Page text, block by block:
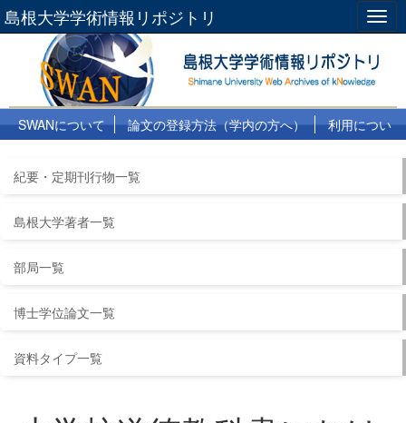
島根大学学術情報リポジトリ
SWANについて 論文の登録方法（学内の方へ）
利用につい
紀要・定期刊行物一覧
島根大学著者一覧
部局一覧
博士学位論文一覧
資料タイプ一覧